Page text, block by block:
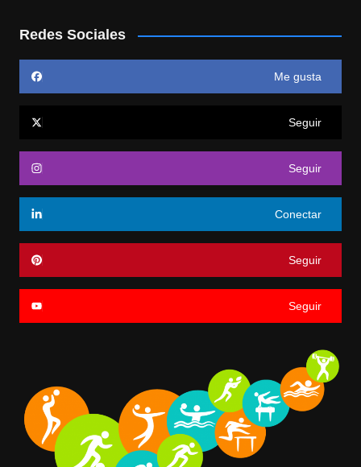
Redes Sociales
Me gusta
Seguir
Seguir
Conectar
Seguir
Seguir